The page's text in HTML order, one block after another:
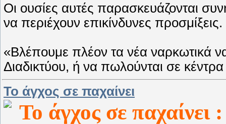
Οι ουσίες αυτές παρασκευάζονται
να περιέχουν επικίνδυνες προσμίξεις.
«Βλέπουμε πλέον τα νέα ναρκωτικά
Διαδικτύου, ή να πωλούνται σε
To άγχος σε παχαίνει